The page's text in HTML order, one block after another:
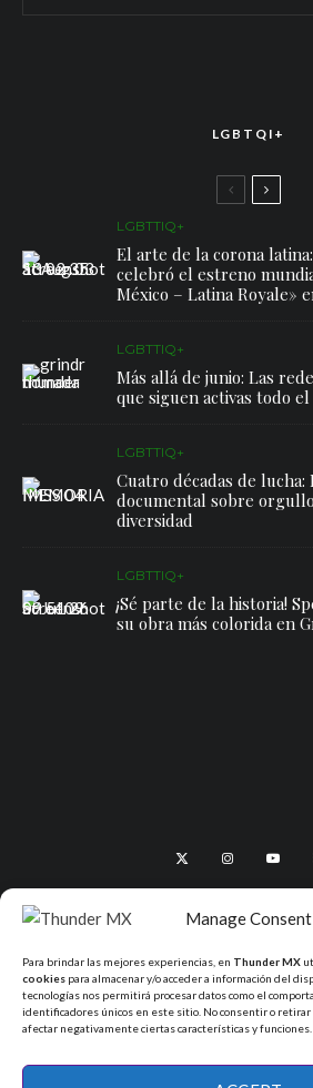
Manage Consent
Para brindar las mejores experiencias, en Thunder MX
cookies para almacenar y/o acceder a información del
tecnologías nos permitirá procesar datos como el
identificadores únicos en este sitio. No consentir o
afectar negativamente ciertas características y funciones.
LGBTQI+
LGBTTIQ+
El arte de la corona
celebró el estreno
México – Latina Royale»
LGBTTIQ+
Más allá de junio: Las
que siguen activas todo el
LGBTTIQ+
Cuatro décadas de lucha:
documental sobre
diversidad
LGBTTIQ+
¡Sé parte de la historia!
su obra más colorida en